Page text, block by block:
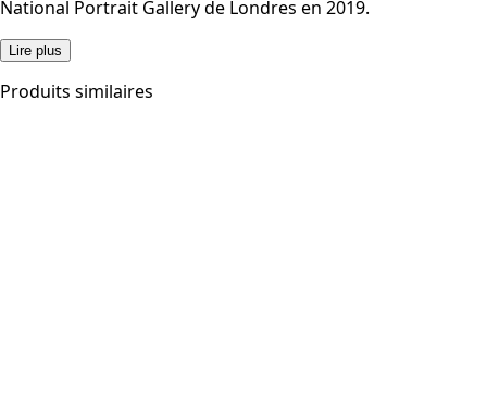
National Portrait Gallery de Londres en 2019.
Lire plus
Produits similaires